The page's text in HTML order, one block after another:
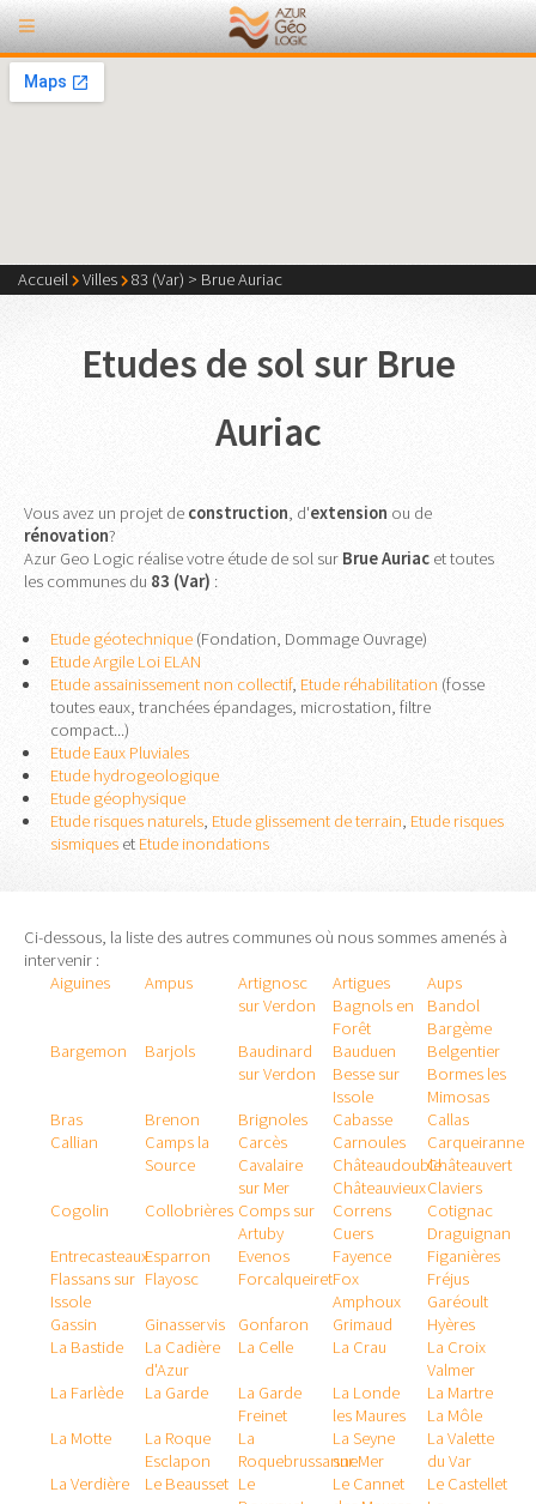
Accueil Villes 83 (Var) > Brue Auriac
Etudes de sol sur Brue
Auriac
Vous avez un projet de construction , d'extension ou de
rénovation?
Azur Geo Logic réalise votre étude de sol sur Brue Auriac et toutes
les communes du 83 (Var) :
Etude géotechnique(Fondation, Dommage Ouvrage)
Etude Argile Loi ELAN
Etude assainissement non collectif, Etude réhabilitation (fosse
toutes eaux, tranchées épandages, microstation, filtre
compact...)
Etude Eaux Pluviales
Etude hydrogeologique
Etude géophysique
Etude risques naturels, Etude glissement de terrain, Etude risques
sismiqueset Etude inondations
Ci-dessous, la liste des autres communes où nous sommes amenés à
intervenir :
Aiguines
Ampus
Artignosc
sur Verdon
Artigues
Aups
Bagnols en
Forêt
Bandol
Bargème
Bargemon
Barjols
Baudinard
sur Verdon
Bauduen
Belgentier
Besse sur
Issole
Bormes les
Mimosas
Bras
Brenon Brignoles Cabasse
Callas
Callian
Camps la
Source
Carcès Carnoules
Carqueiranne
Cavalaire
sur Mer
ChâteaudoubleChâteauvert
ChâteauvieuxClaviers
Cogolin
Collobrières Comps sur
Artuby
Correns
Cotignac
Cuers
Draguignan
EntrecasteauxEsparron Evenos Fayence
Figanières
Flassans sur
Issole
Flayosc ForcalqueiretFox
Amphoux
Fréjus
Garéoult
Gassin
Ginasservis Gonfaron Grimaud
Hyères
La Bastide
La Cadière
d'Azur
La Celle La Crau
La Croix
Valmer
La Farlède
La Garde
La Garde
Freinet
La Londe
les Maures
La Martre
La Môle
La Motte
La Roque
Esclapon
La
Roquebrussanne
La Seyne
sur Mer
La Valette
du Var
La Verdière
Le Beausset Le
Le Cannet
Le Castellet